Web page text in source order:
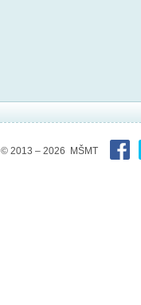
© 2013 – 2026 MŠMT